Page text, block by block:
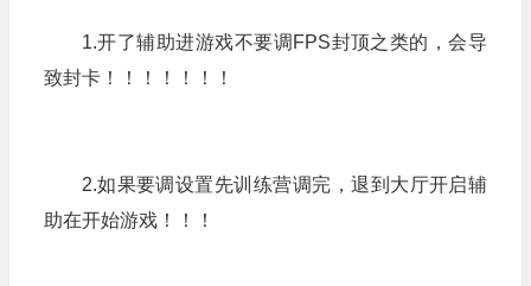
1.开了辅助进游戏不要调FPS封顶之类的，会导
致封卡！！！！！！！
2.如果要调设置先训练营调完，退到大厅开启辅
助在开始游戏！！！